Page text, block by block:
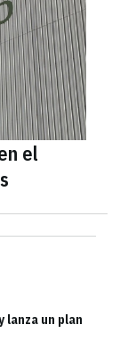
lanza un plan
el